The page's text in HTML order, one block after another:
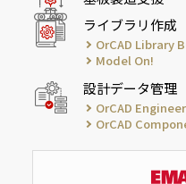
ライブラリ作成
OrCAD Library
Model On!
設計データ管理
OrCAD
OrCAD